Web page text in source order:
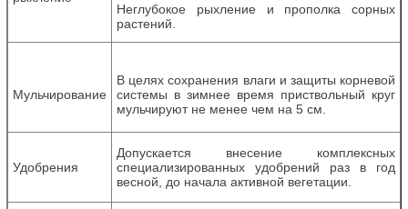
Неглубокое рыхление и прополка сорных
растений.
Мульчирование
В целях сохранения влаги и защиты корневой
системы в зимнее время приствольный круг
мульчируют не менее чем на 5 см.
Удобрения
Допускается внесение комплексных
специализированных удобрений раз в год
весной, до начала активной вегетации.